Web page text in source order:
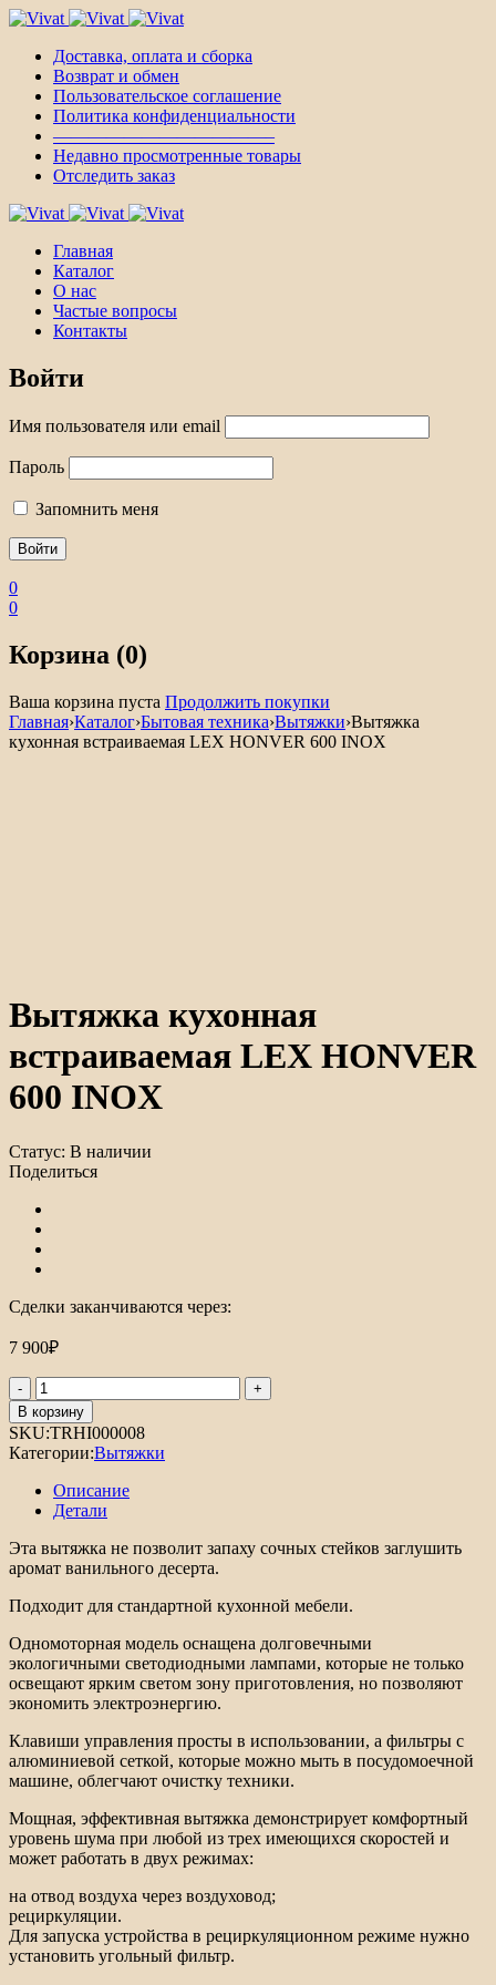
Доставка, оплата и сборка
Возврат и обмен
Пользовательское соглашение
Политика конфиденциальности
————————————–
Недавно просмотренные товары
Отследить заказ
Главная
Каталог
О нас
Частые вопросы
Контакты
Войти
Имя пользователя или email
Пароль
Запомнить меня
0
0
Корзина (0)
Ваша корзина пуста Продолжить покупки
Главная›Каталог›Бытовая техника›Вытяжки›Вытяжка
кухонная встраиваемая LEX HONVER 600 INOX
Вытяжка кухонная
встраиваемая LEX HONVER
600 INOX
Статус: В наличии
Поделиться
Сделки заканчиваются через:
7 900₽
Количество
товара
Вытяжка
кухонная
встраиваемая
LEX
HONVER
600
INOX
В корзину
SKU:TRHI000008
Категории:Вытяжки
Описание
Детали
Эта вытяжка не позволит запаху сочных стейков заглушить
аромат ванильного десерта.
Подходит для стандартной кухонной мебели.
Одномоторная модель оснащена долговечными
экологичными светодиодными лампами, которые не только
освещают ярким светом зону приготовления, но позволяют
экономить электроэнергию.
Клавиши управления просты в использовании, а фильтры с
алюминиевой сеткой, которые можно мыть в посудомоечной
машине, облегчают очистку техники.
Мощная, эффективная вытяжка демонстрирует комфортный
уровень шума при любой из трех имеющихся скоростей и
может работать в двух режимах:
на отвод воздуха через воздуховод;
рециркуляции.
Для запуска устройства в рециркуляционном режиме нужно
установить угольный фильтр.